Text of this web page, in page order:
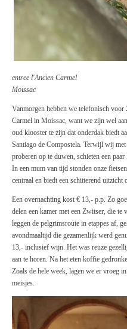
entree l'Ancien
Moissac
Vanmorgen hebben we telefonisch voor
Carmel in Moissac, want we zijn wel
oud klooster te zijn dat onderdak biedt
Santiago de Compostela. Terwijl wij
proberen op te duwen, schieten een
In een mum van tijd stonden onze
centraal en biedt een schitterend uitzicht
Een overnachting kost € 13,- p.p. Zo
delen een kamer met een Zwitser, die te
leggen de pelgrimsroute in etappes af,
avondmaaltijd die gezamenlijk werd
13,- inclusief wijn. Het was reuze
aan te horen. Na het eten koffie
Zoals de hele week, lagen we er vroeg
meisjes.